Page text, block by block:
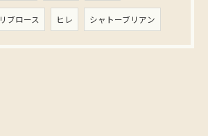
リブロース ヒレ シャトーブリアン